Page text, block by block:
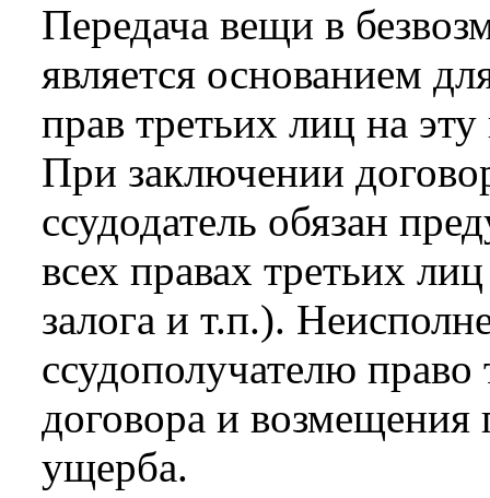
Передача вещи в
является основанием
прав третьих лиц на
При заключении
ссудодатель обязан
всех правах третьих
залога и т.п.).
ссудополучателю право
договора и возмещения
ущерба.